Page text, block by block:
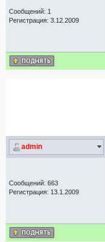
Сообщений: 1
Регистрация: 3.12.2009
admin
Сообщений: 663
Регистрация: 13.1.2009